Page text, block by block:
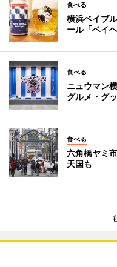
食べる
横浜ベイブ
ール「ベイヘ
食べる
ニュウマン
グルメ・グ
食べる
六角橋ヤミ
天国も